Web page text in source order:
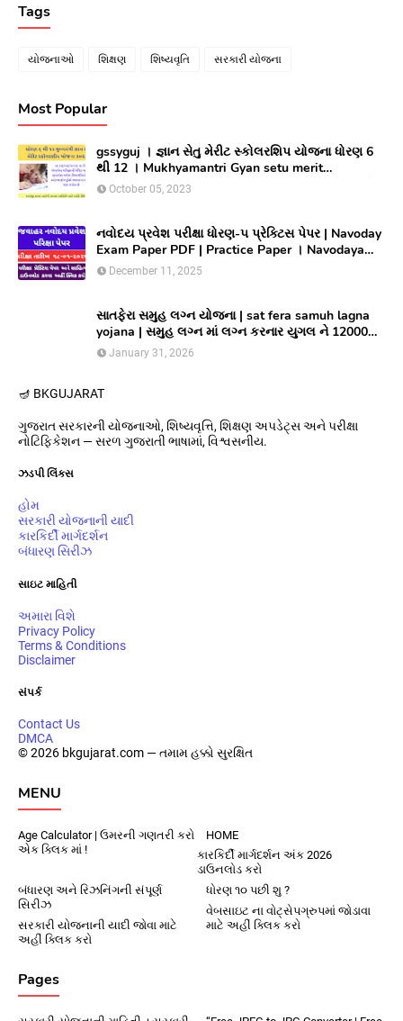
Tags
યોજનાઓ શિક્ષણ શિષ્યવૃતિ સરકારી યોજના
Most Popular
gssyguj । જ્ઞાન સેતુ મેરીટ સ્કોલરશિપ યોજના ધોરણ 6
થી 12 । Mukhyamantri Gyan setu merit
Scholarship yojana 2023 ।સીલેક્ટ થયેલ વિધાર્થીઓ
લાભ મેળવવા માટે ઓનલાઇન અરજી કરો
October 05, 2023
નવોદય પ્રવેશ પરીક્ષા ધોરણ-૫ પ્રેક્ટિસ પેપર | Navoday
Exam Paper PDF | Practice Paper । Navodaya
Old paper NMMS OLD PAPER
December 11, 2025
સાતફેરા સમુહ લગ્ન યોજના | sat fera samuh lagna
yojana | સમુહ લગ્ન માં લગ્ન કરનાર યુગલ ને 12000
અને આયોજક સંસ્થાને યુગલ દિઠ ૩૦૦૦૦/ ની સહાય
આપતી યોજના
January 31, 2026
🪔 BKGUJARAT
ગુજરાત સરકારની યોજનાઓ, શિષ્યવૃત્તિ, શિક્ષણ અપડેટ્સ અને પરીક્ષા
નોટિફિકેશન — સરળ ગુજરાતી ભાષામાં, વિશ્વસનીય.
ઝડપી લિંક્સ
હોમ
સરકારી યોજનાની યાદી
કારકિર્દી માર્ગદર્શન
બંધારણ સિરીઝ
સાઇટ માહિતી
અમારા વિશે
Privacy Policy
Terms & Conditions
Disclaimer
સંપર્ક
Contact Us
DMCA
© 2026 bkgujarat.com — તમામ હક્કો સુરક્ષિત
MENU
Age Calculator | ઉમરની ગણતરી કરો
એક ક્લિક માં !
HOME
કારકિર્દી માર્ગદર્શન અંક 2026
ડાઉનલોડ કરો
ધોરણ ૧૦ પછી શુ ?
બંધારણ અને રિઝનિંગની સંપૂર્ણ
સિરીઝ
વેબસાઇટ ના વોટ્સેપગ્રુપમાં જોડાવા
માટે અહીં ક્લિક કરો
સરકારી યોજનાની યાદી જોવા માટે
અહીં ક્લિક કરો
Pages